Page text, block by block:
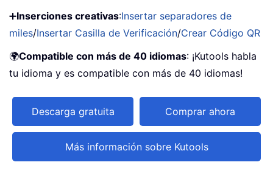
➕Inserciones creativas:Insertar separadores de
miles/Insertar Casilla de Verificación/Crear Código QR
🌍Compatible con más de 40 idiomas: ¡Kutools habla
tu idioma y es compatible con más de 40 idiomas!
Descarga gratuita Comprar ahora
Más información sobre Kutools